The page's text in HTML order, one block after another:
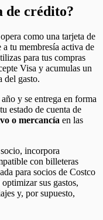
de crédito?
opera como una tarjeta de
tu membresía activa de
para tus compras
Visa y acumulas un
del gasto.
y se entrega en forma
estado de cuenta de
o mercancía en las
incorpora
con billeteras
para socios de Costco
sus gastos,
y, por supuesto,